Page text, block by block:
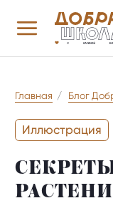
Главная / Блог
Иллюстрация